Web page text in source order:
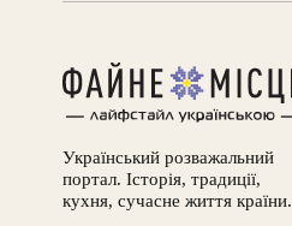
Український розважальний
портал. Історія, традиції,
кухня, сучасне життя країни.